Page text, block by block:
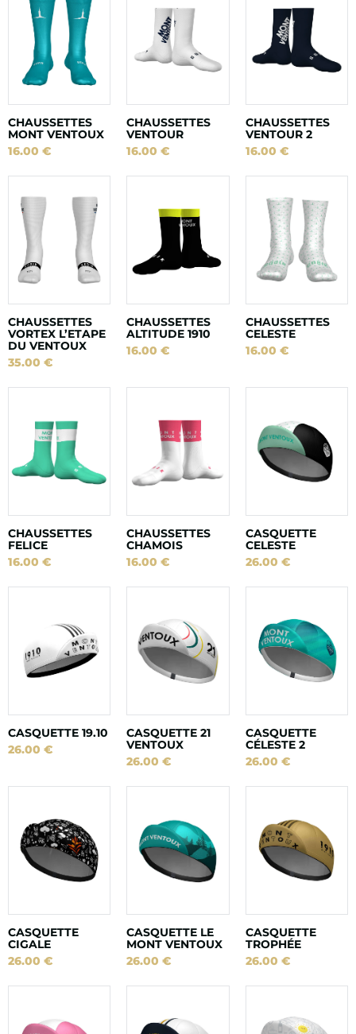
CHAUSSETTES
MONT VENTOUX
16.00 €
CHAUSSETTES
VENTOUR
16.00€
CHAUSSETTES
VENTOUR 2
16.00 €
CHAUSSETTES
VORTEX L’ETAPE
DU VENTOUX
35.00 €
CHAUSSETTES
ALTITUDE 1910
16.00€
CHAUSSETTES
CELESTE
16.00 €
CHAUSSETTES
FELICE
16.00 €
CHAUSSETTES
CHAMOIS
16.00€
CASQUETTE
CELESTE
26.00 €
CASQUETTE 19.10
26.00 €
CASQUETTE 21
VENTOUX
26.00€
CASQUETTE
CÉLESTE 2
26.00 €
CASQUETTE
CIGALE
26.00 €
CASQUETTE LE
MONT VENTOUX
26.00€
CASQUETTE
TROPHÉE
26.00 €